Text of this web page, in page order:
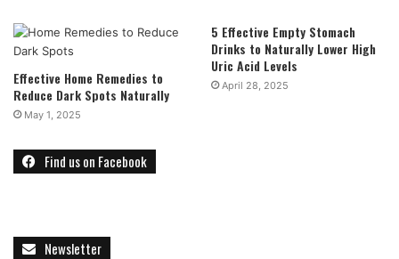
Effective Home Remedies to
Reduce Dark Spots Naturally
May 1, 2025
5 Effective Empty Stomach
Drinks to Naturally Lower High
Uric Acid Levels
April 28, 2025
Find us on Facebook
Newsletter